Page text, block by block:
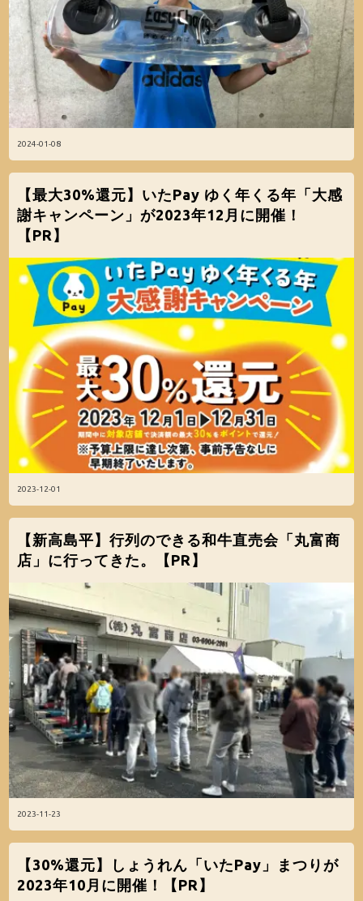
2024-01-08
2023-12-01
【最大30%還元】いたPay ゆく年くる年「大感
謝キャンペーン」が2023年12月に開催！
【PR】
2023-11-23
【新高島平】行列のできる和牛直売会「丸富商
店」に行ってきた。【PR】
【30%還元】しょうれん「いたPay」まつりが
2023年10月に開催！【PR】